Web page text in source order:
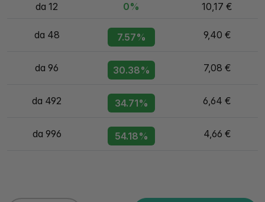
da 12 0% 10,17 €
da 48 7.57% 9,40 €
da 96 30.38% 7,08 €
da 492 34.71% 6,64 €
da 996 54.18% 4,66 €